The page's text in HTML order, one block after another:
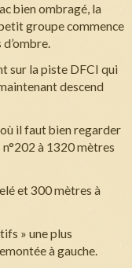
bien ombragé, la
groupe commence
sur la piste DFCI qui
descend
il faut bien regarder
n°202 à 1320 mètres
et 300 mètres à
» une plus
à gauche.